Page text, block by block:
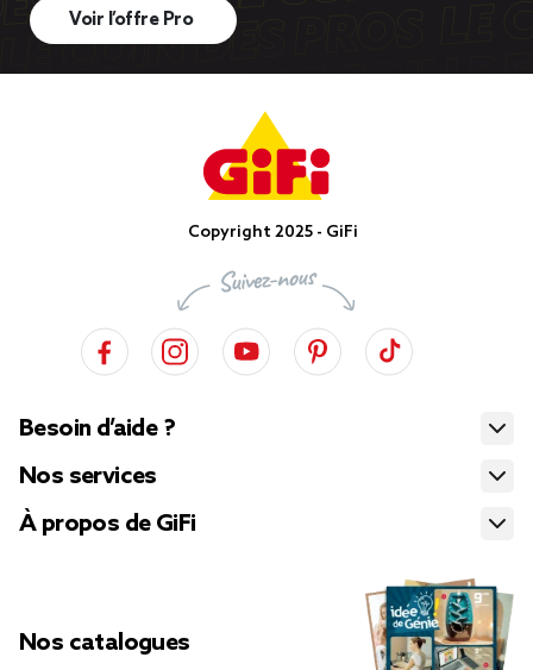
Voir l’offre Pro
Copyright 2025 - GiFi
Besoin d’aide ?
Nos services
À propos de GiFi
Nos catalogues